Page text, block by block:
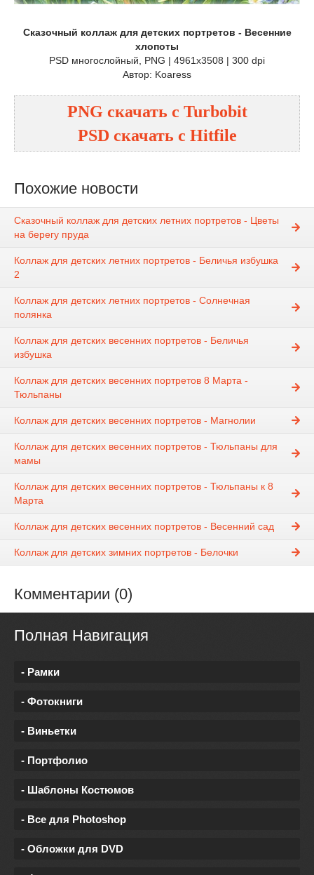
Сказочный коллаж для детских портретов - Весенние
хлопоты
PSD многослойный, PNG | 4961x3508 | 300 dpi
Автор: Koaress
PNG cкачать с Turbobit
PSDcкачать с Hitfile
Похожие новости
Сказочный коллаж для детских летних портретов - Цветы
на берегу пруда
Коллаж для детских летних портретов - Беличья избушка
2
Коллаж для детских летних портретов - Солнечная
полянка
Коллаж для детских весенних портретов - Беличья
избушка
Коллаж для детских весенних портретов 8 Марта -
Тюльпаны
Коллаж для детских весенних портретов - Магнолии
Коллаж для детских весенних портретов - Тюльпаны для
мамы
Коллаж для детских весенних портретов - Тюльпаны к 8
Марта
Коллаж для детских весенних портретов - Весенний сад
Коллаж для детских зимних портретов - Белочки
Комментарии (0)
Полная Навигация
- Рамки
- Фотокниги
- Виньетки
- Портфолио
- Шаблоны Костюмов
- Все для Photoshop
- Обложки для DVD